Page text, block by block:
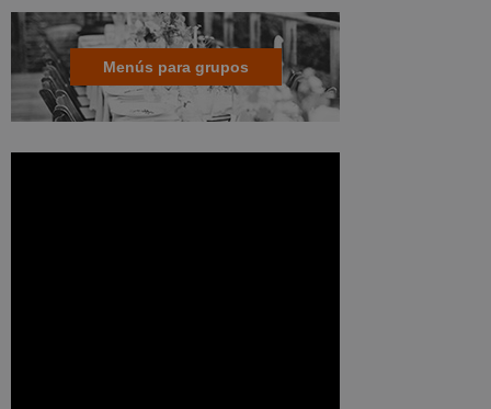
Menús para grupos